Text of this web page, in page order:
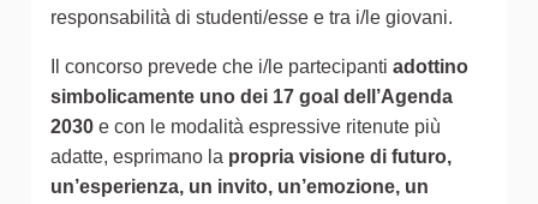
responsabilità di studenti/esse e tra i/le giovani.
Il concorso prevede che i/le partecipanti adottino
simbolicamente uno dei 17 goal dell’Agenda
2030 e con le modalità espressive ritenute più
adatte, esprimano la propria visione di futuro,
un’esperienza, un invito, un’emozione, un